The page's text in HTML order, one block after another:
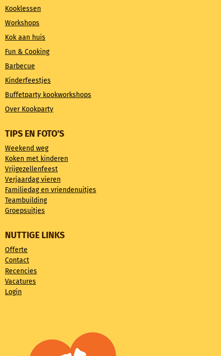
Kooklessen
Workshops
Kok aan huis
Fun & Cooking
Barbecue
Kinderfeestjes
Buffetparty kookworkshops
Over Kookparty
TIPS EN FOTO'S
Weekend weg
Koken met kinderen
Vrijgezellenfeest
Verjaardag vieren
Familiedag en vriendenuitjes
Teambuilding
Groepsuitjes
NUTTIGE LINKS
Offerte
Contact
Recencies
Vacatures
Login